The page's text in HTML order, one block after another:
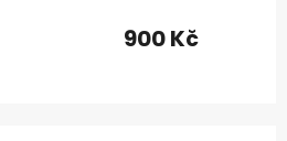
900 Kč